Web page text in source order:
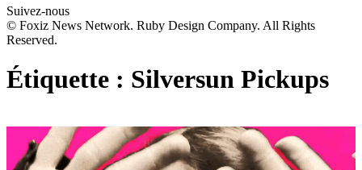
Suivez-nous
© Foxiz News Network. Ruby Design Company. All Rights
Reserved.
Étiquette : Silversun Pickups